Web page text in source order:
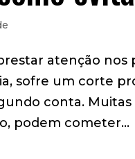
atenção
sofre um corte
conta.
podem cometer...